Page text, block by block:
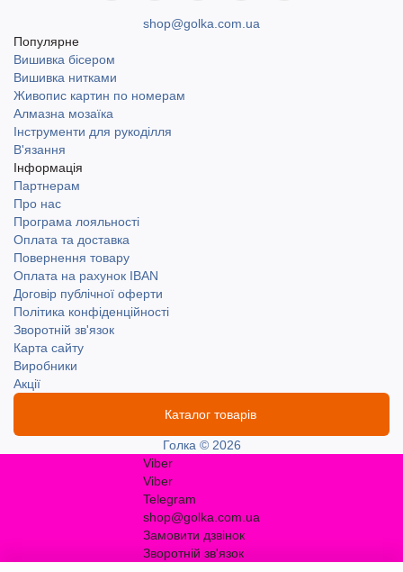
shop@golka.com.ua
Популярне
Вишивка бісером
Вишивка нитками
Живопис картин по номерам
Алмазна мозаїка
Інструменти для рукоділля
В'язання
Інформація
Партнерам
Про нас
Програма лояльності
Оплата та доставка
Повернення товару
Оплата на рахунок IBAN
Договір публічної оферти
Політика конфіденційності
Зворотній зв'язок
Карта сайту
Виробники
Акції
Каталог товарів
Голка © 2026
Viber
Viber
Telegram
shop@golka.com.ua
Замовити дзвінок
Зворотній зв'язок